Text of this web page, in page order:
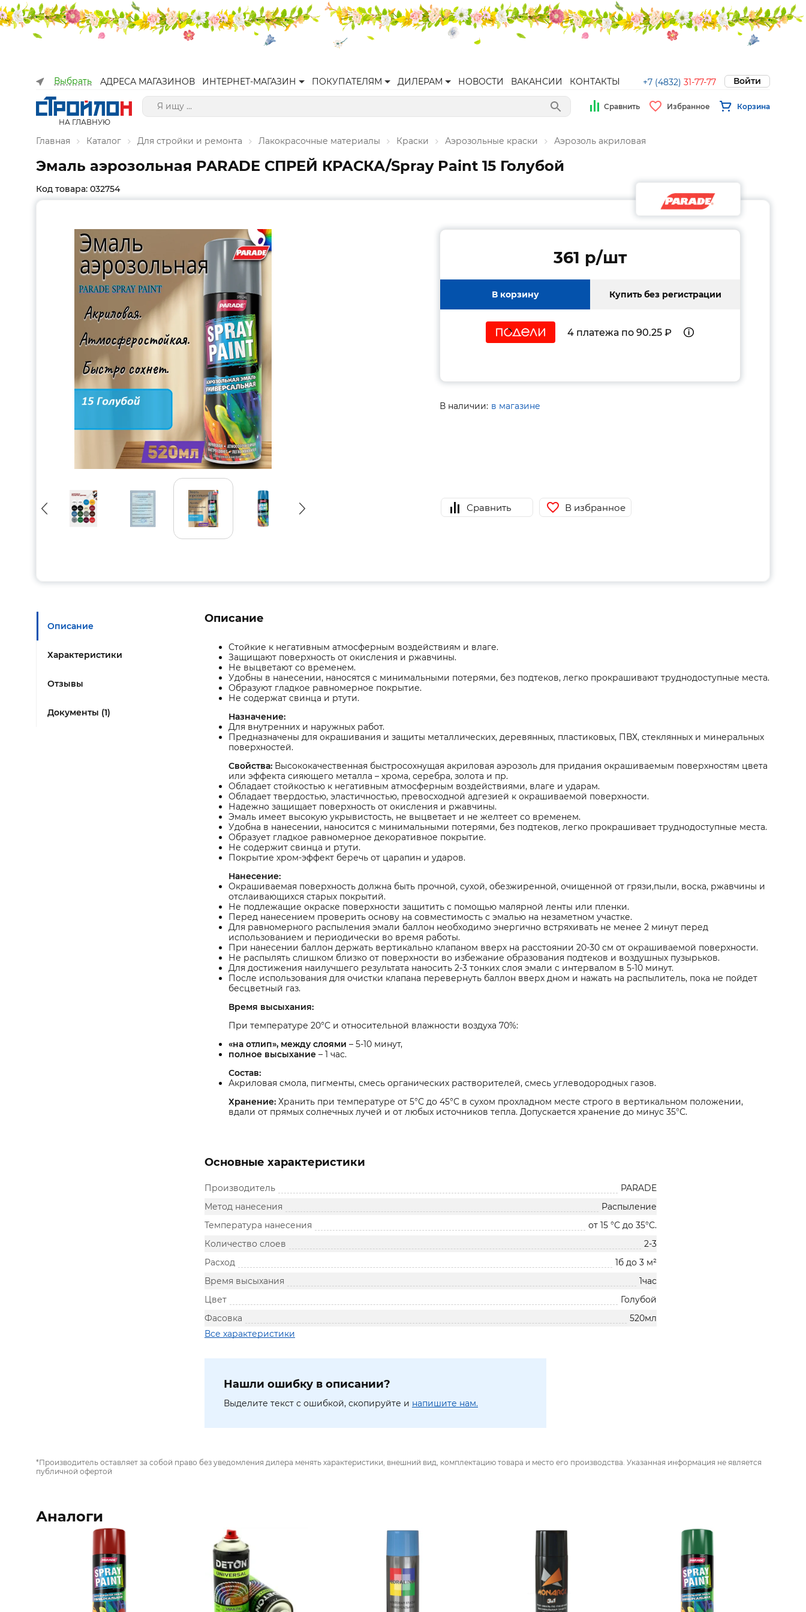
Выбрать АДРЕСА МАГАЗИНОВ ИНТЕРНЕТ-МАГАЗИН ПОКУПАТЕЛЯМ ДИЛЕРАМ НОВОСТИ ВАКАНСИИ КОНТАКТЫ +7 (4832) 31-77-77 Войти
НА ГЛАВНУЮ
Сравнить Избранное Корзина
Главная Каталог Для стройки и ремонта Лакокрасочные материалы Краски Аэрозольные краски Аэрозоль акриловая
Эмаль аэрозольная PARADE СПРЕЙ КРАСКА/Spray Paint 15 Голубой
Код товара: 032754
361 p/шт
В корзину Купить без регистрации
4 платежа по 90.25 ₽
В наличии: в магазине
Сравнить В избранное
Описание
Характеристики
Отзывы
Документы (1)
Описание
Стойкие к негативным атмосферным воздействиям и влаге.
Защищают поверхность от окисления и ржавчины.
Не выцветают со временем.
Удобны в нанесении, наносятся с минимальными потерями, без подтеков, легко прокрашивают труднодоступные места.
Образуют гладкое равномерное покрытие.
Не содержат свинца и ртути.
Назначение:
Для внутренних и наружных работ.
Предназначены для окрашивания и защиты металлических, деревянных, пластиковых, ПВХ, стеклянных и минеральных
поверхностей.
Свойства: Высококачественная быстросохнущая акриловая аэрозоль для придания окрашиваемым поверхностям цвета
или эффекта сияющего металла – хрома, серебра, золота и пр.
Обладает стойкостью к негативным атмосферным воздействиями, влаге и ударам.
Обладает твердостью, эластичностью, превосходной адгезией к окрашиваемой поверхности.
Надежно защищает поверхность от окисления и ржавчины.
Эмаль имеет высокую укрывистость, не выцветает и не желтеет со временем.
Удобна в нанесении, наносится с минимальными потерями, без подтеков, легко прокрашивает труднодоступные места.
Образует гладкое равномерное декоративное покрытие.
Не содержит свинца и ртути.
Покрытие хром-эффект беречь от царапин и ударов.
Нанесение:
Окрашиваемая поверхность должна быть прочной, сухой, обезжиренной, очищенной от грязи,пыли, воска, ржавчины и
отслаивающихся старых покрытий.
Не подлежащие окраске поверхности защитить с помощью малярной ленты или пленки.
Перед нанесением проверить основу на совместимость с эмалью на незаметном участке.
Для равномерного распыления эмали баллон необходимо энергично встряхивать не менее 2 минут перед
использованием и периодически во время работы.
При нанесении баллон держать вертикально клапаном вверх на расстоянии 20-30 см от окрашиваемой поверхности.
Не распылять слишком близко от поверхности во избежание образования подтеков и воздушных пузырьков.
Для достижения наилучшего результата наносить 2-3 тонких слоя эмали с интервалом в 5-10 минут.
После использования для очистки клапана перевернуть баллон вверх дном и нажать на распылитель, пока не пойдет
бесцветный газ.
Время высыхания:
При температуре 20°С и относительной влажности воздуха 70%:
«на отлип», между слоями – 5-10 минут,
полное высыхание – 1 час.
Состав:
Акриловая смола, пигменты, смесь органических растворителей, смесь углеводородных газов.
Хранение: Хранить при температуре от 5°С до 45°С в сухом прохладном месте строго в вертикальном положении,
вдали от прямых солнечных лучей и от любых источников тепла. Допускается хранение до минус 35°С.
Основные характеристики
Производитель
PARADE
Метод нанесения
Распыление
Температура нанесения
от 15 °С до 35°С.
Количество слоев
2-3
Расход
1б до 3 м²
Время высыхания
1час
Цвет
Голубой
Фасовка
520мл
Все характеристики
Нашли ошибку в описании?
Выделите текст с ошибкой, скопируйте и напишите нам.
*Производитель оставляет за собой право без уведомления дилера менять характеристики, внешний вид, комплектацию товара и место его производства. Указанная информация не является
публичной офертой
Аналоги